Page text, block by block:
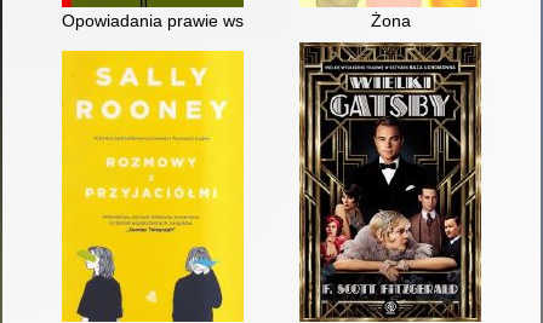
Opowiadania prawie wszystkie Żona